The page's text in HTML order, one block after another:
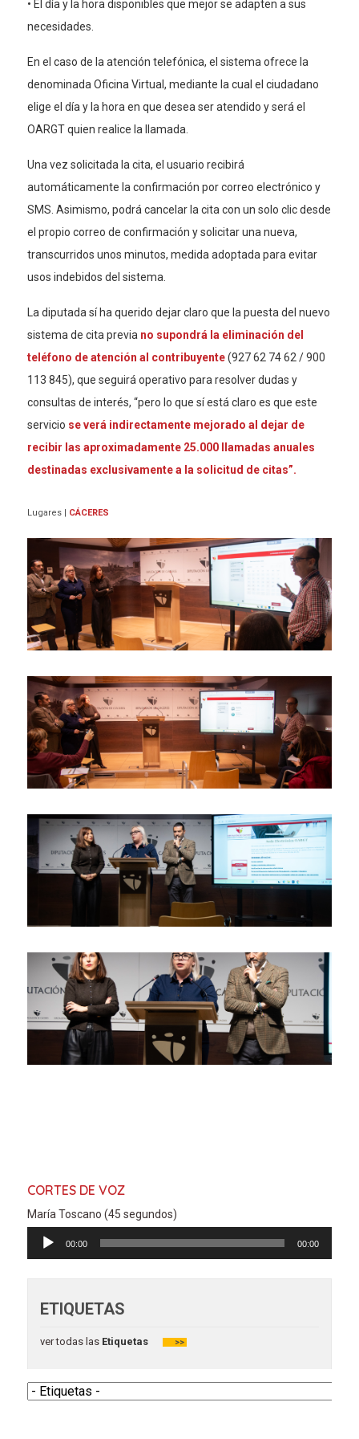
• El día y la hora disponibles que mejor se adapten a sus
necesidades.
En el caso de la atención telefónica, el sistema ofrece la
denominada Oficina Virtual, mediante la cual el ciudadano
elige el día y la hora en que desea ser atendido y será el
OARGT quien realice la llamada.
Una vez solicitada la cita, el usuario recibirá
automáticamente la confirmación por correo electrónico y
SMS. Asimismo, podrá cancelar la cita con un solo clic desde
el propio correo de confirmación y solicitar una nueva,
transcurridos unos minutos, medida adoptada para evitar
usos indebidos del sistema.
La diputada sí ha querido dejar claro que la puesta del nuevo
sistema de cita previa no supondrá la eliminación del
teléfono de atención al contribuyente(927 62 74 62 / 900
113 845), que seguirá operativo para resolver dudas y
consultas de interés, “pero lo que sí está claro es que este
servicio se verá indirectamente mejorado al dejar de
recibir las aproximadamente 25.000 llamadas anuales
destinadas exclusivamente a la solicitud de citas”.
Lugares CÁCERES
CORTES DE VOZ
María Toscano (45 segundos)
Reproductor
00:00 00:00
ETIQUETAS
ver todas las Etiquetas >>